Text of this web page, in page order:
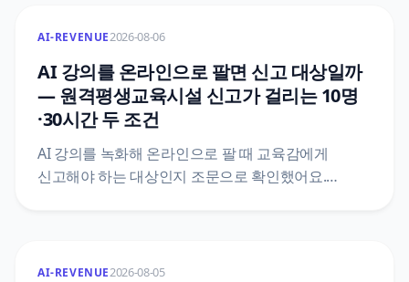
AI-REVENUE2026-08-06
AI 강의를 온라인으로 팔면 신고 대상일까
— 원격평생교육시설 신고가 걸리는 10명
·30시간 두 조건
AI 강의를 녹화해 온라인으로 팔 때 교육감에게
신고해야 하는 대상인지 조문으로 확인했어요.
붙이는지, 신고 뒤에 따라오는 변경신고와
AI-REVENUE2026-08-05